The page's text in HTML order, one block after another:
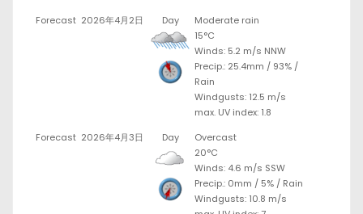
Forecast 2026年4月2日 Day
Moderate rain
15°C
Winds: 5.2 m/s NNW
Precip.: 25.4mm / 93% /
Rain
Windgusts: 12.5 m/s
max. UV index: 1.8
Forecast 2026年4月3日 Day
Overcast
20°C
Winds: 4.6 m/s SSW
Precip.: 0mm / 5% / Rain
Windgusts: 10.8 m/s